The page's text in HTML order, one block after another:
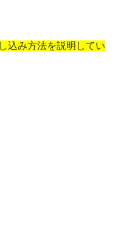
込み方法を説明してい